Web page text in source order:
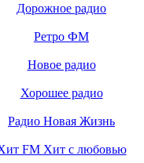
Дорожное радио
Ретро ФМ
Новое радио
Хорошее радио
Радио Новая Жизнь
FM Хит с любовью